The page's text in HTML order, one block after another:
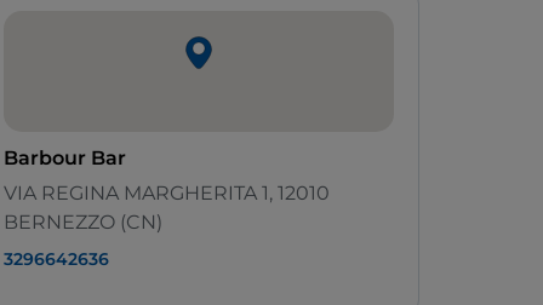
Barbour Bar
VIA REGINA MARGHERITA 1, 12010
BERNEZZO (CN)
3296642636